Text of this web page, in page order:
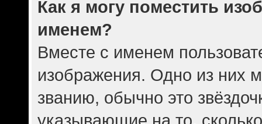
Как я могу поместить
именем?
Вместе с именем
изображения. Одно из них
званию, обычно это